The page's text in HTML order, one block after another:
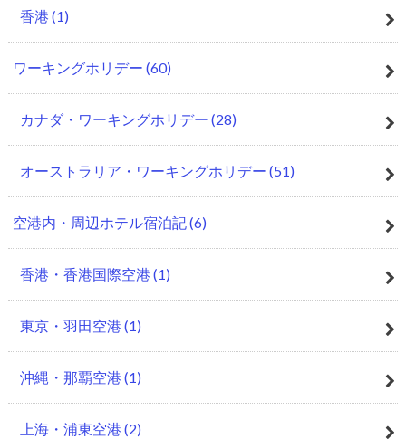
香港 (1)
ワーキングホリデー (60)
カナダ・ワーキングホリデー (28)
オーストラリア・ワーキングホリデー (51)
空港内・周辺ホテル宿泊記(6)
香港・香港国際空港 (1)
東京・羽田空港 (1)
沖縄・那覇空港 (1)
上海・浦東空港 (2)